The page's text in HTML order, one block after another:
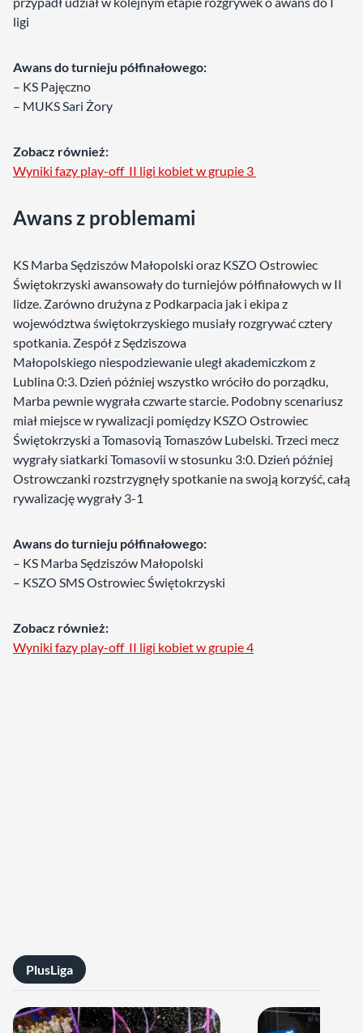
ligi
Awans do turnieju półfinałowego:
– KS Pajęczno
– MUKS Sari Żory
Zobacz również:
Wyniki fazy play-off II ligi kobiet w grupie 3
Awans z problemami
KS Marba Sędziszów Małopolski oraz KSZO Ostrowiec
Świętokrzyski awansowały do turniejów półfinałowych w II
lidze. Zarówno drużyna z Podkarpacia jak i ekipa z
województwa świętokrzyskiego musiały rozgrywać cztery
spotkania. Zespół z Sędziszowa
Małopolskiego niespodziewanie uległ akademiczkom z
Lublina 0:3. Dzień później wszystko wróciło do porządku,
Marba pewnie wygrała czwarte starcie. Podobny scenariusz
miał miejsce w rywalizacji pomiędzy KSZO Ostrowiec
Świętokrzyski a Tomasovią Tomaszów Lubelski. Trzeci mecz
wygrały siatkarki Tomasovii w stosunku 3:0. Dzień później
Ostrowczanki rozstrzygnęły spotkanie na swoją korzyść, całą
rywalizację wygrały 3-1
Awans do turnieju półfinałowego:
– KS Marba Sędziszów Małopolski
– KSZO SMS Ostrowiec Świętokrzyski
Zobacz również:
Wyniki fazy play-off II ligi kobiet w grupie 4
PlusLiga